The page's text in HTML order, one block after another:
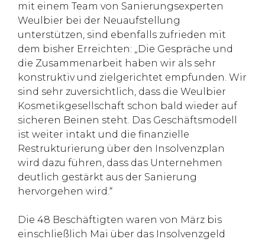
mit einem Team von Sanierungsexperten
Weulbier bei der Neuaufstellung
unterstützen, sind ebenfalls zufrieden mit
dem bisher Erreichten: „Die Gespräche und
die Zusammenarbeit haben wir als sehr
konstruktiv und zielgerichtet empfunden. Wir
sind sehr zuversichtlich, dass die Weulbier
Kosmetikgesellschaft schon bald wieder auf
sicheren Beinen steht. Das Geschäftsmodell
ist weiter intakt und die finanzielle
Restrukturierung über den Insolvenzplan
wird dazu führen, dass das Unternehmen
deutlich gestärkt aus der Sanierung
hervorgehen wird.“
Die 48 Beschäftigten waren von März bis
einschließlich Mai über das Insolvenzgeld